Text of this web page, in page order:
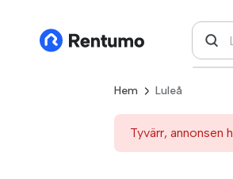
Hem Luleå
Tyvärr, annonsen